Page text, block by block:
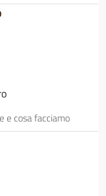
e cosa facciamo